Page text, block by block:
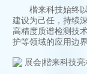
楷来科技始终以
建设为己任，持续
高精度质谱检测技
护等领域的应用边界